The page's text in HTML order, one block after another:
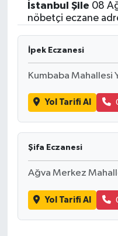
İstanbul Şile 08
nöbetçi eczane
İpek Eczanesi
Kumbaba Mahallesi
Yol Tarifi Al
Şifa Eczanesi
Ağva Merkez
Yol Tarifi Al
SAĞLIK
DÜNYA
TURİZM
RÖPORTAJ
VİDEO HABERLER
YAZARLAR